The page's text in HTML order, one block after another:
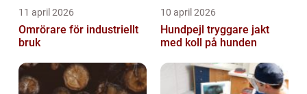
11 april 2026
Omrörare för industriellt
bruk
10 april 2026
Hundpejl tryggare jakt
med koll på hunden